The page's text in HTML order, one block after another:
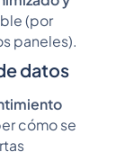
(por
paneles).
datos
cómo se